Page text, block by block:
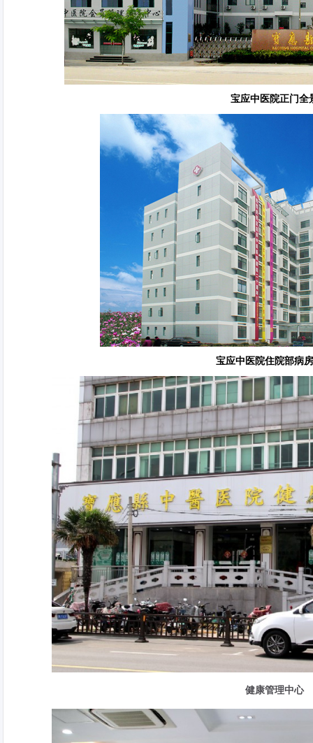
宝应中医院正门全
宝应中医院住院部病
健康管理中心